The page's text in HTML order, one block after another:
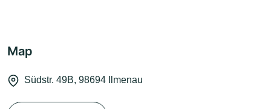
Map
Südstr. 49B, 98694 Ilmenau